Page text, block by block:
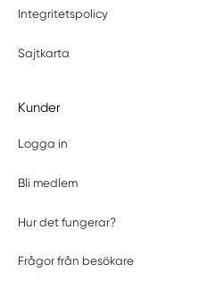
Integritetspolicy
Sajtkarta
Kunder
Logga in
Bli medlem
Hur det fungerar?
Frågor från besökare